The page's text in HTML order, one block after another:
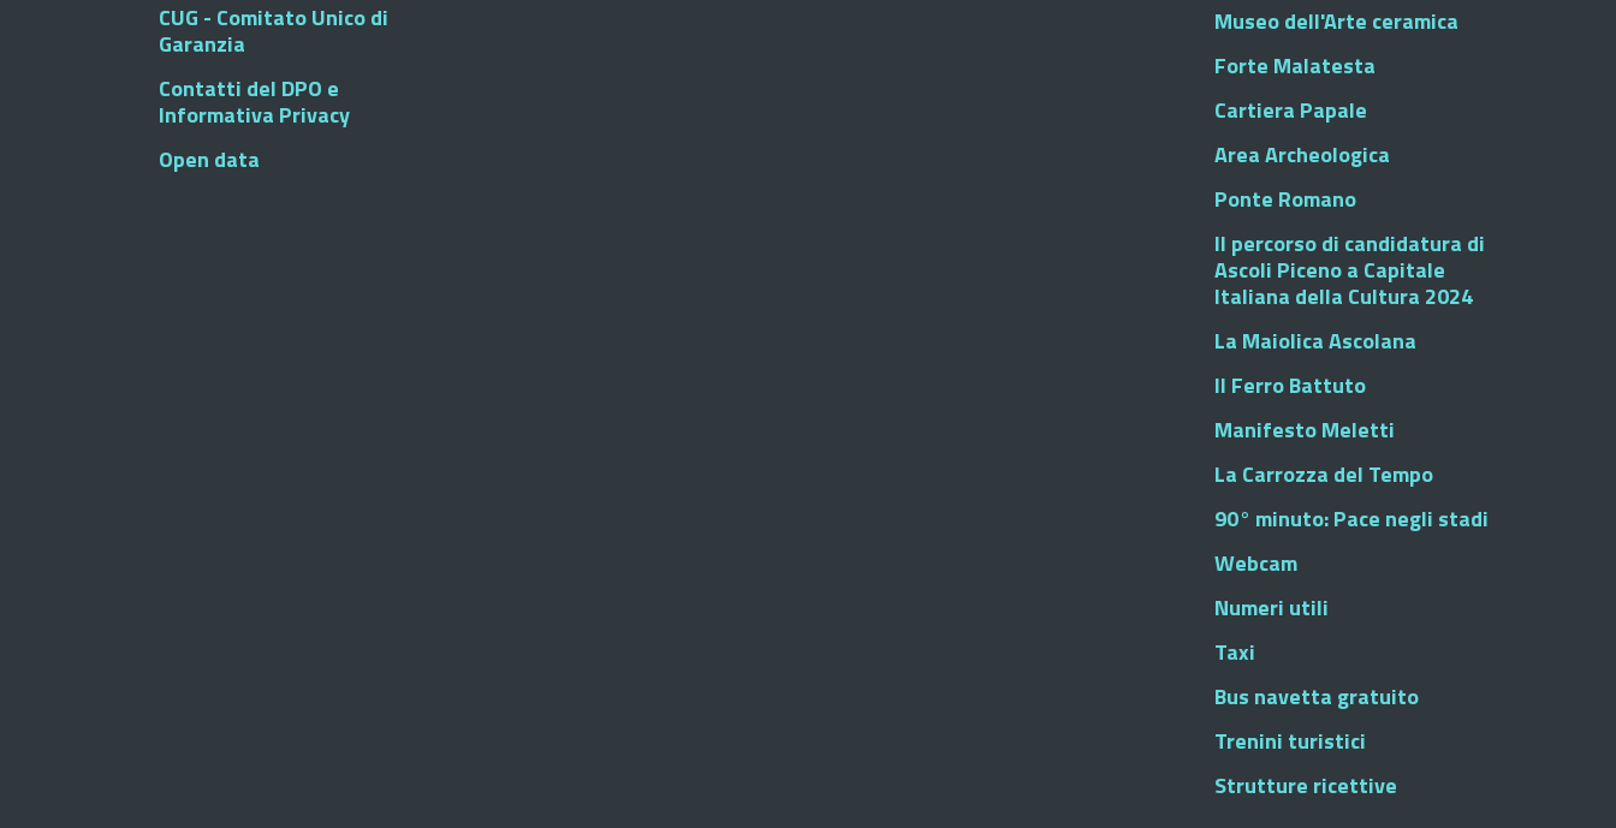
CUG - Comitato Unico di
Garanzia
Contatti del DPO e
Informativa Privacy
Open data
Museo dell'Arte ceramica
Forte Malatesta
Cartiera Papale
Area Archeologica
Ponte Romano
Il percorso di candidatura di
Ascoli Piceno a Capitale
Italiana della Cultura 2024
La Maiolica Ascolana
Il Ferro Battuto
Manifesto Meletti
La Carrozza del Tempo
90° minuto: Pace negli stadi
Webcam
Numeri utili
Taxi
Bus navetta gratuito
Trenini turistici
Strutture ricettive